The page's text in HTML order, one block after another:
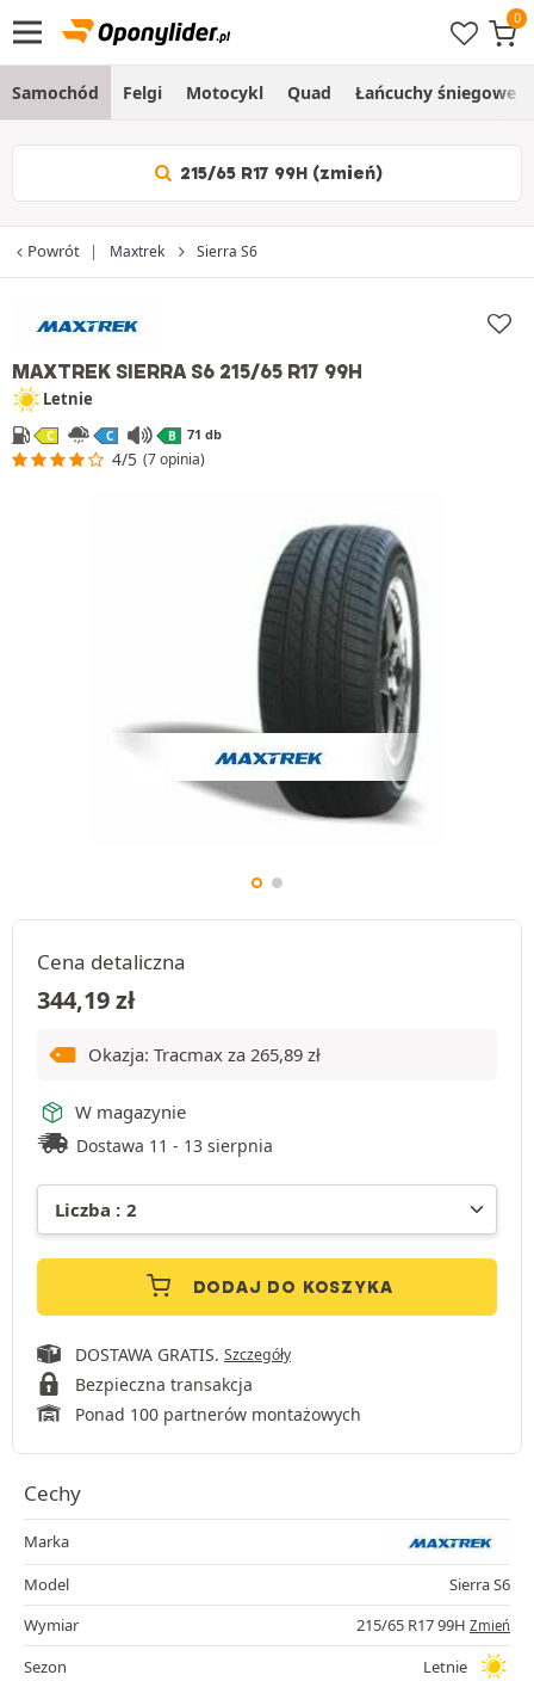
Samochód Felgi Motocykl Quad Łańcuchy śniegowe
215/65 R17 99H (zmień)
Powrót Maxtrek Sierra S6
MAXTREK SIERRA S6 215/65 R17 99H
Letnie
C C B 71 db
4/5 (7 opinia)
Cena detaliczna
344,19zł
Okazja: Tracmax za 265,89 zł
W magazynie
Dostawa 11 - 13 sierpnia
DODAJ DO KOSZYKA
DOSTAWA GRATIS. Szczegóły
Bezpieczna transakcja
Ponad 100 partnerów montażowych
Cechy
Marka
Model
Sierra S6
Wymiar
215/65 R17 99H Zmień
Sezon
Letnie